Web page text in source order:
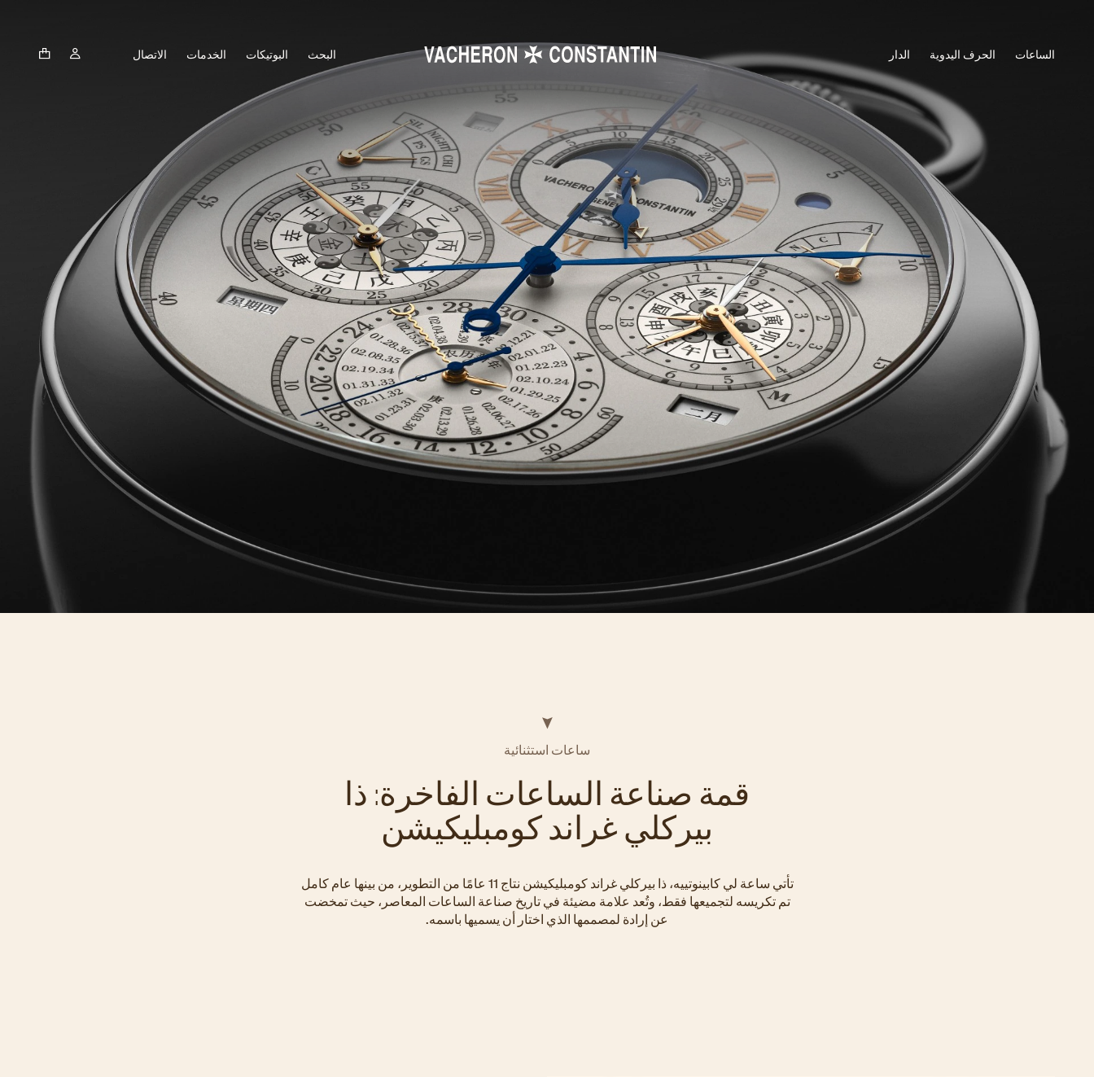
الساعات الحرف اليدوية الدار البحث البوتيكات الخدمات الاتصال
ساعات استثنائية
قمة صناعة الساعات الفاخرة: ذا
بيركلي غراند كومبليكيشن
تأتي ساعة لي كابينوتييه، ذا بيركلي غراند كومبليكيشن نتاج 11 عامًا من التطوير، من بينها عام كامل
تم تكريسه لتجميعها فقط، وتُعد علامة مضيئة في تاريخ صناعة الساعات المعاصر، حيث تمخضت
عن إرادة لمصممها الذي اختار أن يسميها باسمه.